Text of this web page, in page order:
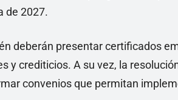
de 2027.
deberán presentar certificados
y crediticios. A su vez, la
convenios que permitan